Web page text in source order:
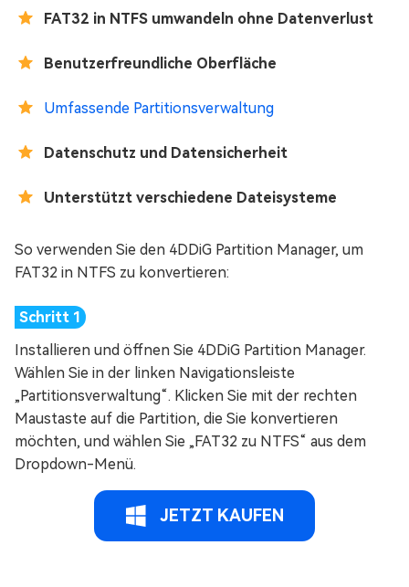
FAT32 in NTFS umwandeln ohne Datenverlust
Benutzerfreundliche Oberfläche
Umfassende Partitionsverwaltung
Datenschutz und Datensicherheit
Unterstützt verschiedene Dateisysteme
So verwenden Sie den 4DDiG Partition Manager, um
FAT32 in NTFS zu konvertieren:
Installieren und öffnen Sie 4DDiG Partition Manager.
Wählen Sie in der linken Navigationsleiste
„Partitionsverwaltung“. Klicken Sie mit der rechten
Maustaste auf die Partition, die Sie konvertieren
möchten, und wählen Sie „FAT32 zu NTFS“ aus dem
Dropdown-Menü.
JETZT KAUFEN